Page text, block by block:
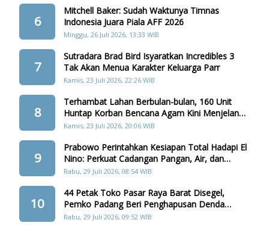
6
Mitchell Baker: Sudah Waktunya Timnas
Indonesia Juara Piala AFF 2026
Minggu, 26 Juli 2026, 13:33 WIB
7
Sutradara Brad Bird Isyaratkan Incredibles 3
Tak Akan Menua Karakter Keluarga Parr
Kamis, 23 Juli 2026, 22:26 WIB
8
Terhambat Lahan Berbulan-bulan, 160 Unit
Huntap Korban Bencana Agam Kini Menjelang
Realisasi
Kamis, 23 Juli 2026, 20:06 WIB
9
Prabowo Perintahkan Kesiapan Total Hadapi El
Nino: Perkuat Cadangan Pangan, Air, dan
Teknologi
Rabu, 29 Juli 2026, 08:54 WIB
10
44 Petak Toko Pasar Raya Barat Disegel,
Pemko Padang Beri Penghapusan Denda
Retribusi
Rabu, 29 Juli 2026, 09:52 WIB